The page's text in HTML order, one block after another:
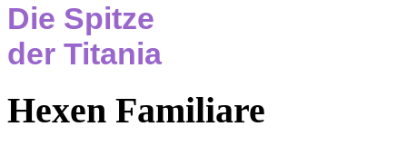
Die Spitze
der Titania
Hexen Familiare